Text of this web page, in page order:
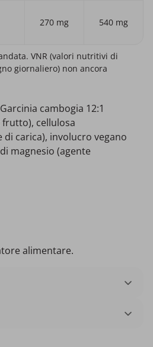
270 mg 540 mg
VNR (valori nutritivi di
giornaliero) non ancora
cambogia 12:1
frutto), cellulosa
carica), involucro vegano
magnesio (agente
alimentare.